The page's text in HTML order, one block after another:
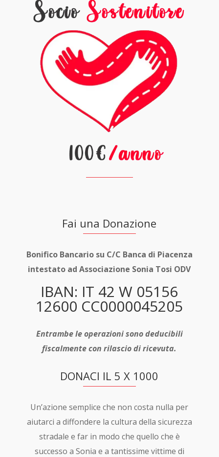
Fai una Donazione
Bonifico Bancario su C/C Banca di Piacenza
intestato ad Associazione Sonia Tosi ODV
IBAN: IT 42 W 05156
12600 CC0000045205
Entrambe le operazioni sono deducibili
fiscalmente con rilascio di ricevuta.
DONACI IL 5 X 1000
Un’azione semplice che non costa nulla per
aiutarci a diffondere la cultura della sicurezza
stradale e far in modo che quello che è
successo a Sonia e a tantissime vittime di